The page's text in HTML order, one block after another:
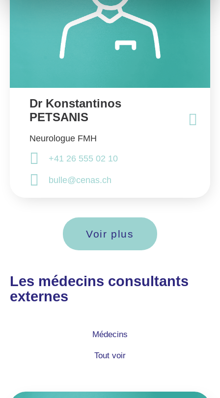
Dr Konstantinos
PETSANIS
Neurologue FMH
+41 26 555 02 10
bulle@cenas.ch
Voir plus
Les médecins consultants
externes
Médecins
Tout voir